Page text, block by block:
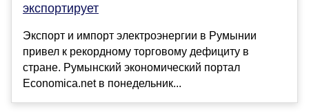
экспортирует
Экспорт и импорт электроэнергии в Румынии
привел к рекордному торговому дефициту в
стране. Румынский экономический портал
Economica.net в понедельник...